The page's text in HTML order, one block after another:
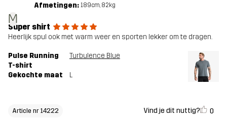
M
Afmetingen: 189cm, 82kg
Super shirt
Heerlijk spul ook met warm weer en sporten lekker om te dragen.
Pulse Running
T-shirt
Turbulence Blue
Gekochte maat L
Article nr 14222 Vind je dit nuttig? 0